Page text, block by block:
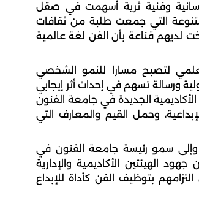
وفنية ثرية أسهمت في صقل
التي جمعت طلبة من ثقافات
لديهم قناعة بأن الفن لغة عالمية
لتصبح مساراً للنمو الشخصي
ورسالة تسهم في إحداث أثر إيجابي
الجديدة في جامعة الفنون
وحمل القيم والمعارف التي
وإلى سمو رئيسة جامعة الفنون في
الهيئتين الأكاديمية والإدارية
بتوظيف الفن كأداة للإبداع